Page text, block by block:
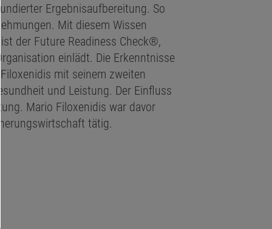
Ergebnisaufbereitung. So
Mit diesem Wissen
der Future Readiness Check®,
einlädt. Die Erkenntnisse
mit seinem zweiten
und Leistung. Der Einfluss
Mario Filoxenidis war davor
tätig.